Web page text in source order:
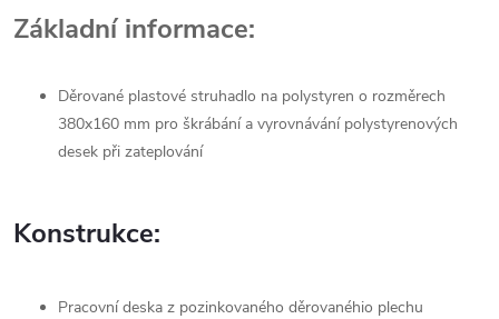
Základní informace:
Děrované plastové struhadlo na polystyren o rozměrech
380x160 mm pro škrábání a vyrovnávání polystyrenových
desek při zateplování
Konstrukce:
Pracovní deska z pozinkovaného děrovanéhio plechu